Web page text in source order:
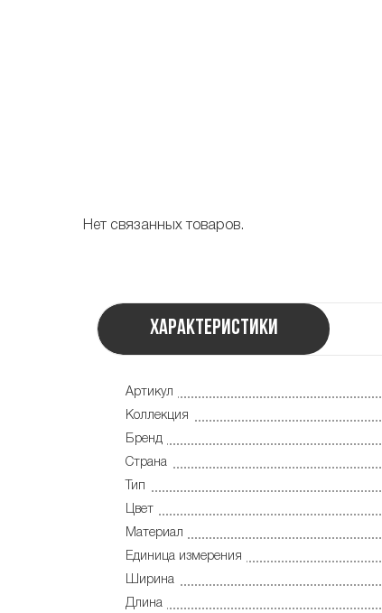
Нет связанных товаров.
Характеристики
Артикул
Коллекция
Бренд
Страна
Тип
Цвет
Материал
Единица измерения
Ширина
Длина